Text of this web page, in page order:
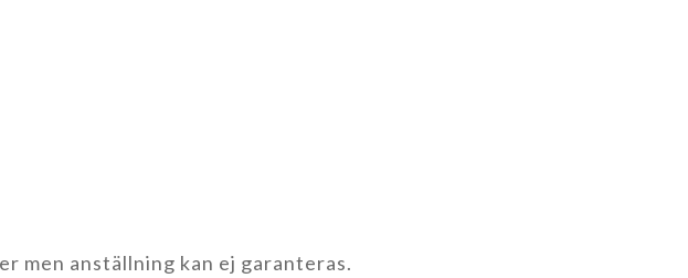
anställning kan ej garanteras.